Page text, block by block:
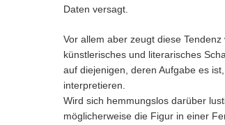
Daten versagt.
Vor allem aber zeugt diese
künstlerisches und literarisches
auf diejenigen, deren Aufgabe es
interpretieren.
Wird sich hemmungslos darüber
möglicherweise die Figur in einer